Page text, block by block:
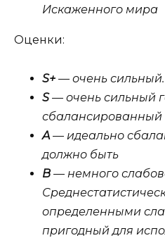
Искаженного мира
Оценки:
S+ — очень
S— очень сильный
сбалансированный
A — идеально
должно быть
B — немного
определенными
пригодный для